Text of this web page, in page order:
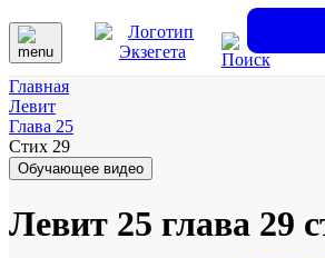
Главная
Левит
Глава 25
Стих 29
Обучающее видео
Левит 25 глава 29